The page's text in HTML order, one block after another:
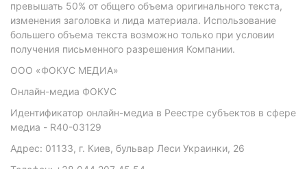
превышать 50% от общего объема оригинального текста,
изменения заголовка и лида материала. Использование
большего объема текста возможно только при условии
получения письменного разрешения Компании.
ООО «ФОКУС МЕДИА»
Онлайн-медиа ФОКУС
Идентификатор онлайн-медиа в Реестре субъектов в сфере
медиа - R40-03129
Адрес: 01133, г. Киев, бульвар Леси Украинки, 26